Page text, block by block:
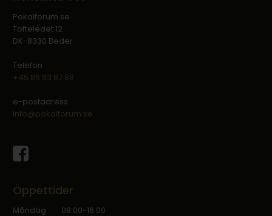
Pokalforum.se
Tofteledet 12
DK-8330 Beder
Telefon
+45 86 93 87 88
e-postadress
info@pokalforum.se
Öppettider
Måndag
08:00-16:00